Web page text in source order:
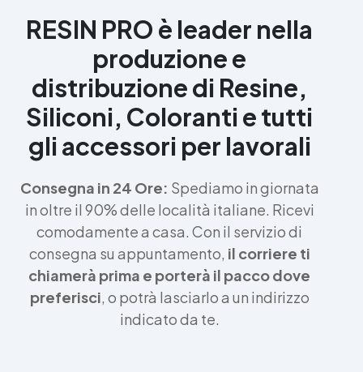
RESIN PRO è leader nella
produzione e
distribuzione di Resine,
Siliconi, Coloranti e tutti
gli accessori per lavorali
Consegna in 24 Ore: Spediamo in giornata
in oltre il 90% delle località italiane. Ricevi
comodamente a casa. Con il servizio di
consegna su appuntamento, il corriere ti
chiamerà prima e porterà il pacco dove
preferisci, o potrà lasciarlo a un indirizzo
indicato da te.